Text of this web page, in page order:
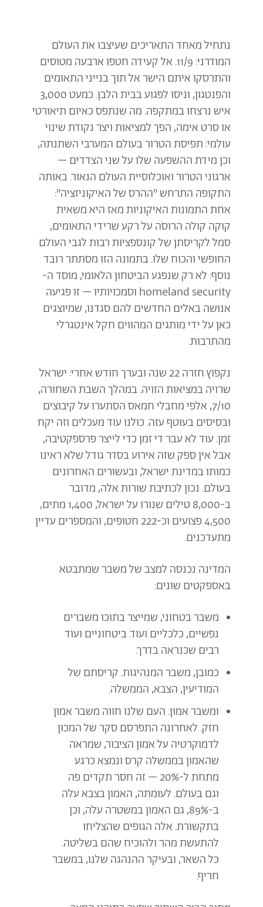
נתחיל מאחד התאריכים שעיצבו את העולם
המודרני: 11/9. אל קעידה חטפו ארבעה מטוסים
והתרסקו איתם הישר אל תוך בנייני התאומים
והפנטגון, וניסו לפגוע בבית הלבן. כמעט 3,000
איש נרצחו במתקפה. מה שנתפס כאיום תיאורטי
או סרט אימה, הפך למציאות ויצר נקודת שינוי
עולמי: תפיסת הטרור בעולם המערבי השתנתה,
וכן מידת ההשפעה שלו על שני הצדדים –
ארגוני הטרור ואוכלוסיית העולם הנאור. באותה
התקופה התרחש "ההרס של האיקוניזציה":
אחת התמונות האיקוניות מאז היא משאית
קוקה קולה הרוסה על רקע שרידי התאומים,
סמל לקריסתן של קונספציות רבות לגבי העולם
החופשי והכוח שלו. בתמונה הזו מסתתר רובד
נוסף: לא רק שנפגע הביטחון הלאומי, מוסד ה-
homeland security וסמכויותיו – זו פגיעה
אנושה באלים החדשים להם סגדנו, שמיוצגים
כאן על ידי מותגים המהווים חקל אינטגרלי
מהתרבות.
נקפוץ חזרה 22 שנה ובערך חודש אחרי: ישראל
שרויה במציאות הזויה. במהלך השבת השחורה,
7/10, אלפי מחבלי חמאס הסתערו על קיבוצים
ובסיסים בעוטף עזה. כולנו עוד מעכלים וזה יקח
זמן. עוד לא עבר די זמן כדי לייצר פרספקטיבה,
אבל אין ספק שזה אירוע בסדר גודל שלא ראינו
כמותו במדינת ישראל, ובעשורים האחרונים
בעולם. נכון לכתיבת שורות אלה, מדובר
ב-8,000 טילים שנורו על ישראל, 1,400 מתים,
4,500 פצועים וכ-222 חטופים, והמספרים עדיין
מתעדכנים.
המדינה נכנסה למצב של משבר שמתבטא
באספקטים שונים:
משבר בטחוני, שמייצר בתוכו משברים
נפשיים, כלכליים ועוד. ביטחוניים ועוד
רבים שכנראה בדרך.
כמובן, משבר המנהיגות. קריסתם של
המודיעין, הצבא, הממשלה.
ומשבר אמון. העם שלנו חווה משבר אמון
חזק. לאחרונה התפרסם סקר של המכון
לדמוקרטיה על אמון הציבור, שמראה
שהאמון בממשלה קרס ונמצא כרגע
מתחת ל-20% – זה חסר תקדים פה
וגם בעולם. לעומתה, האמון בצבא עלה
ב-89%, גם האמון במשטרה עלה, וכן
בתקשורת. אלה הגופים שהצליחו
להתעשת מהר ולהוכיח שהם בשליטה.
כל השאר, ובעיקר ההנהגה שלנו, במשבר
חריף.